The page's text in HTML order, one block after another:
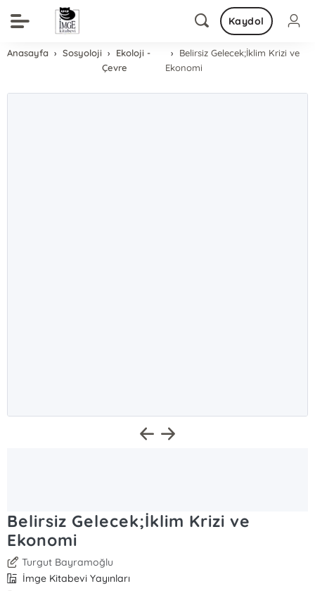
Kaydol
Anasayfa Sosyoloji
Ekoloji -
Çevre
Belirsiz Gelecek;İklim Krizi ve
Ekonomi
Belirsiz Gelecek;İklim Krizi ve
Ekonomi
Turgut Bayramoğlu
İmge Kitabevi Yayınları